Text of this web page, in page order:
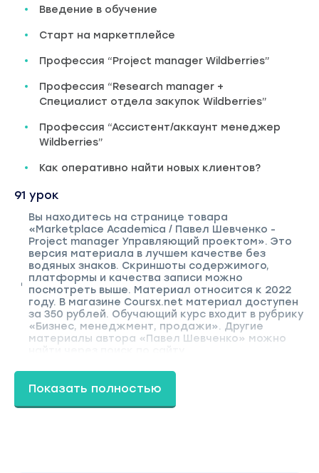
Введение в обучение
Старт на маркетплейсе
Профессия “Project manager Wildberries”
Профессия “Research manager +
Специалист отдела закупок Wildberries”
Профессия “Ассистент/аккаунт менеджер
Wildberries”
Как оперативно найти новых клиентов?
91 урок
Вы находитесь на странице товара
«Marketplace Academica / Павел Шевченко -
Project manager Управляющий проектом». Это
версия материала в лучшем качестве без
водяных знаков. Скриншоты содержимого,
платформы и качества записи можно
посмотреть выше. Материал относится к 2022
году. В магазине Coursx.net материал доступен
за 350 рублей. Обучающий курс входит в рубрику
«Бизнес, менеджмент, продажи». Другие
материалы автора «Павел Шевченко» можно
Показать полностью